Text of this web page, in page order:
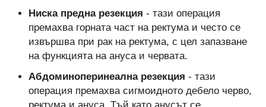
Ниска предна резекция - тази операция
премахва горната част на ректума и често се
извършва при рак на ректума, с цел запазване
на функцията на ануса и червата.
Абдоминоперинеална резекция - тази
операция премахва сигмоидното дебело черво,
ректума и ануса. Тъй като анусът се